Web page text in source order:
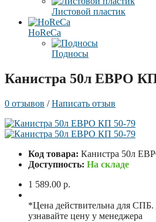
Листовой пластик
HoReCa
Подносы
Канистра 50л ЕВРО
0 отзывов /Написать отзыв
Код товара: Канистра 50л
Доступность: На складе
1 589.00 р.
*Цена действительна для СПБ.
узнавайте цену у менеджера